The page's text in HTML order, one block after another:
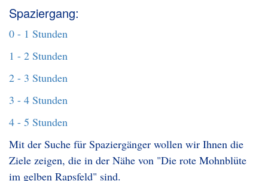
Spaziergang:
0 - 1 Stunden
1 - 2 Stunden
2 - 3 Stunden
3 - 4 Stunden
4 - 5 Stunden
Mit der Suche für Spaziergänger wollen wir Ihnen die
Ziele zeigen, die in der Nähe von "Die rote Mohnblüte
im gelben Rapsfeld" sind.